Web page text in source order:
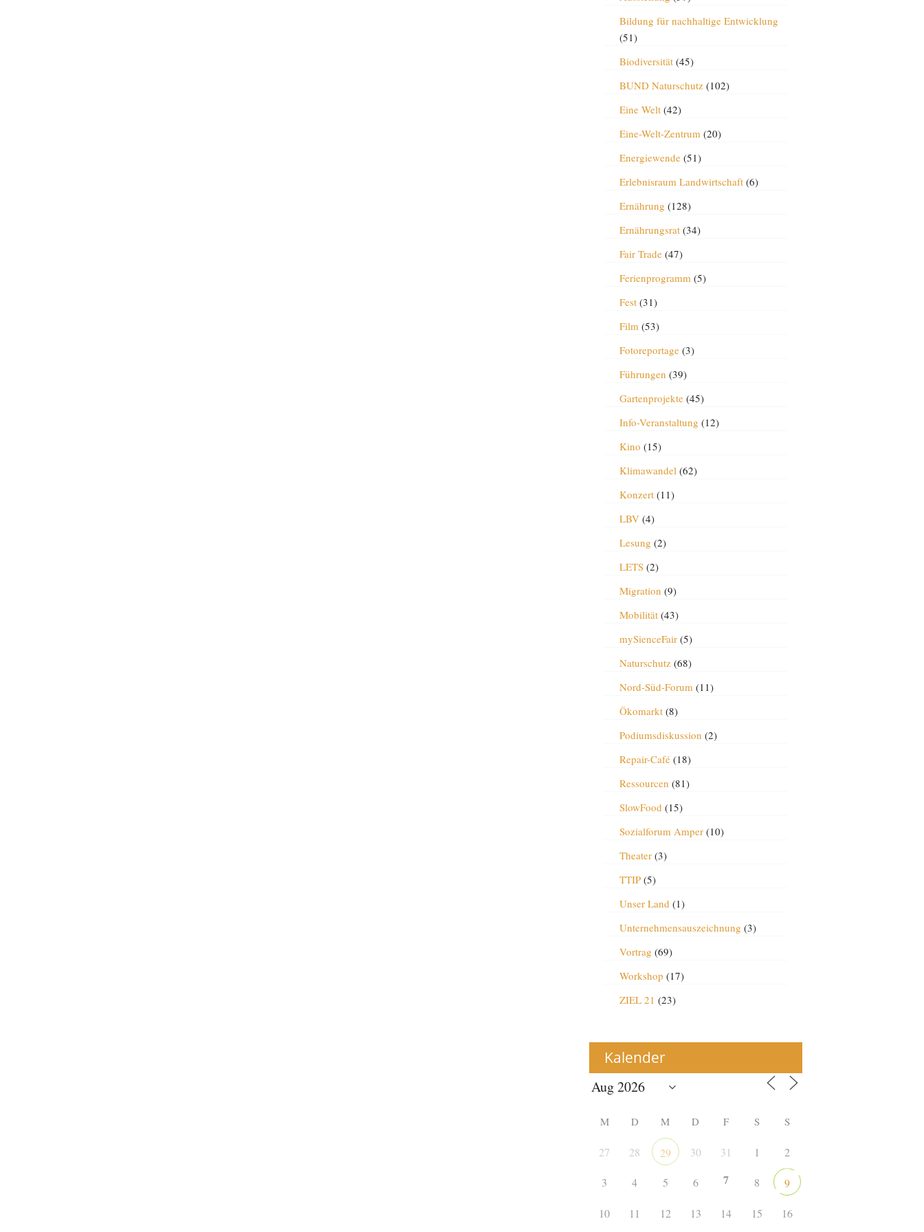
Bildung für nachhaltige Entwicklung
(51)
Biodiversität(45)
BUND Naturschutz(102)
Eine Welt(42)
Eine-Welt-Zentrum(20)
Energiewende(51)
Erlebnisraum Landwirtschaft(6)
Ernährung (128)
Ernährungsrat(34)
Fair Trade(47)
Ferienprogramm(5)
Fest(31)
Film(53)
Fotoreportage(3)
Führungen (39)
Gartenprojekte(45)
Info-Veranstaltung (12)
Kino (15)
Klimawandel(62)
Konzert(11)
LBV(4)
Lesung (2)
LETS(2)
Migration (9)
Mobilität(43)
mySienceFair(5)
Naturschutz(68)
Nord-Süd-Forum(11)
Ökomarkt(8)
Podiumsdiskussion (2)
Repair-Café(18)
Ressourcen (81)
SlowFood (15)
Sozialforum Amper(10)
Theater(3)
TTIP(5)
Unser Land (1)
Unternehmensauszeichnung (3)
Vortrag (69)
Workshop (17)
ZIEL 21 (23)
Kalender
M D M D F S S
27 28 29 30 31 1 2
3 4 5 6 7 8 9
10 11 12 13 14 15 16